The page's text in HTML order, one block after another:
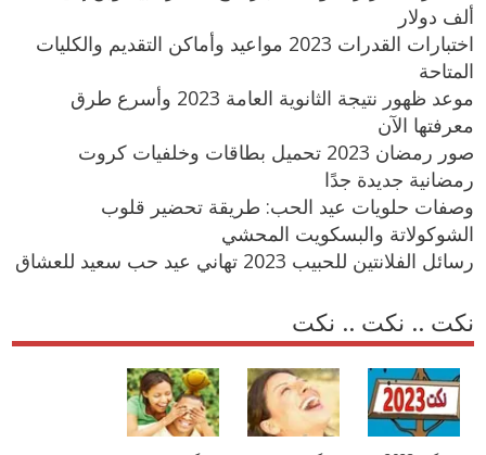
ألف دولار
اختبارات القدرات 2023 مواعيد وأماكن التقديم والكليات
المتاحة
موعد ظهور نتيجة الثانوية العامة 2023 وأسرع طرق
معرفتها الآن
صور رمضان 2023 تحميل بطاقات وخلفيات كروت
رمضانية جديدة جدًا
وصفات حلويات عيد الحب: طريقة تحضير قلوب
الشوكولاتة والبسكويت المحشي
رسائل الفلانتين للحبيب 2023 تهاني عيد حب سعيد للعشاق
نكت .. نكت .. نكت